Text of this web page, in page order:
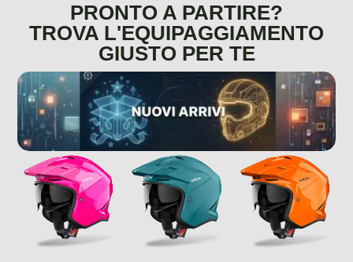
PRONTO A PARTIRE?
TROVA L'EQUIPAGGIAMENTO
GIUSTO PER TE